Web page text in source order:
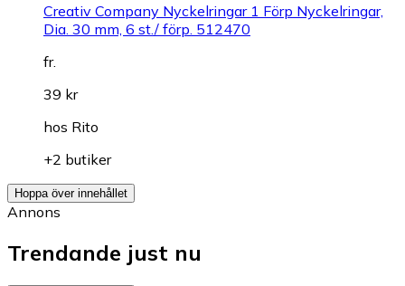
Creativ Company Nyckelringar 1 Förp Nyckelringar,
Dia. 30 mm, 6 st./ förp. 512470
fr.
39 kr
hos Rito
+2 butiker
Hoppa över innehållet
Annons
Trendande just nu